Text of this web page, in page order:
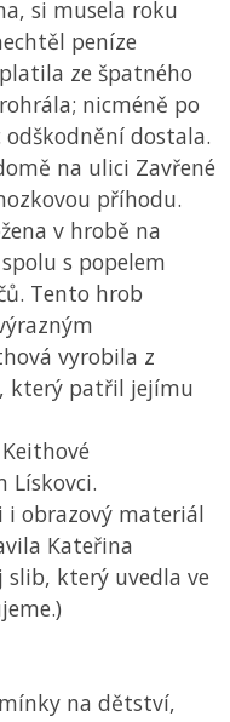
si musela roku
peníze
ze špatného
nicméně po
dostala.
na ulici Zavřené
příhodu.
v hrobě na
s popelem
Tento hrob
vyrobila z
který patřil jejímu
Lískovci.
i obrazový materiál
Kateřina
slib, který uvedla ve
na dětství,